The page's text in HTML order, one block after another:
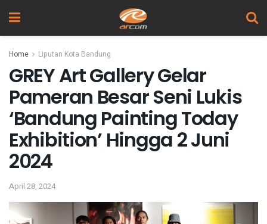
Home Liputan Kota Bandung
GREY Art Gallery Gelar
Pameran Besar Seni Lukis
‘Bandung Painting Today
Exhibition’ Hingga 2 Juni
2024
April 28, 2024